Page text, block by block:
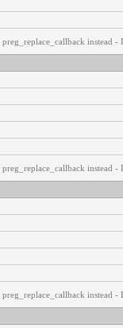
instead
instead
instead